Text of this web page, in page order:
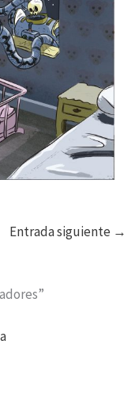
Entrada siguiente →